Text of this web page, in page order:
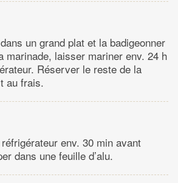
un grand plat et la badigeonner
marinade, laisser mariner env. 24 h
Réserver le reste de la
au frais.
env. 30 min avant
dans une feuille d’alu.